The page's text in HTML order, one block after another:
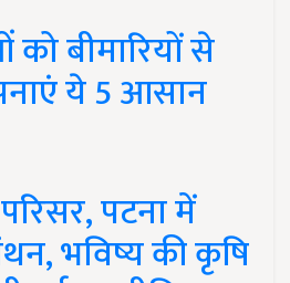
बीमारियों से
ये 5 आसान
पटना में
भविष्य की कृषि